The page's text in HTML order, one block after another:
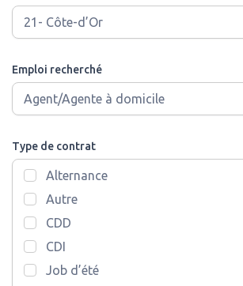
Emploi recherché
Type de contrat
Alternance
Autre
CDD
CDI
Job d’été